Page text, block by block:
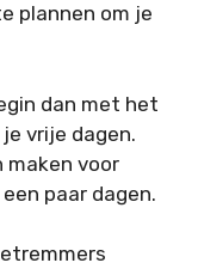
plannen om je
dan met het
vrije dagen.
voor
paar dagen.